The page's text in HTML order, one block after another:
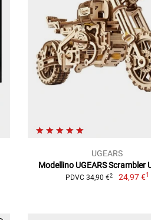
UGEARS
Modellino UGEARS Scrambler
PDVC 34,90 €2 24,97 €1